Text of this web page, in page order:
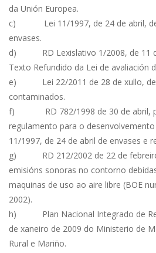
da Unión Europea.
c) Lei 11/1997, de 24 de abril, de
envases.
d) RD Lexislativo 1/2008, de 11
Texto Refundido da Lei de avaliación
e) Lei 22/2011 de 28 de xullo, de
contaminados.
f) RD 782/1998 de 30 de abril,
regulamento para o
11/1997, de 24 de abril de envases e
g) RD 212/2002 de 22 de
emisións sonoras no contorno
maquinas de uso ao aire libre (BOE
2002).
h) Plan Nacional Integrado de
de xaneiro de 2009 do Ministerio de
Rural e Mariño.